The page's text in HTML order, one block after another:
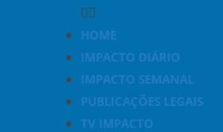
HOME
IMPACTO DIÁRIO
IMPACTO SEMANAL
PUBLICAÇÕES LEGAIS
TV IMPACTO